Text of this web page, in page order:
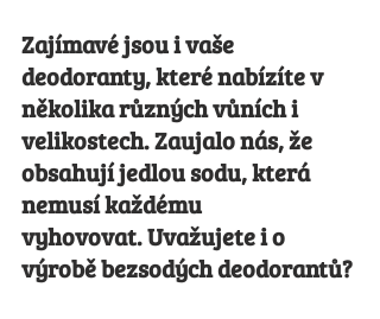
Zajímavé jsou i vaše
deodoranty, které nabízíte v
několika různých vůních i
velikostech. Zaujalo nás, že
obsahují jedlou sodu, která
nemusí každému
vyhovovat. Uvažujete i o
výrobě bezsodých deodorantů?